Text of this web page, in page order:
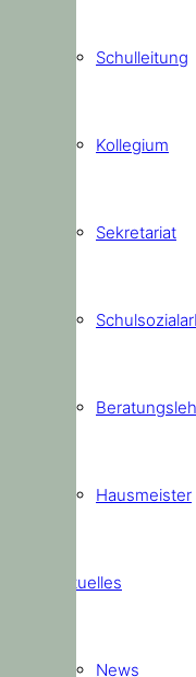
Schulleitung
Kollegium
Sekretariat
Hausmeister
Aktuelles
News